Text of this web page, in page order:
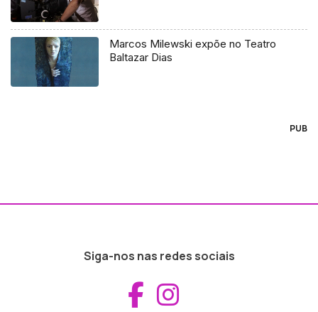
Marcos Milewski expõe no Teatro
Baltazar Dias
PUB
Siga-nos nas redes sociais
Aceder ao